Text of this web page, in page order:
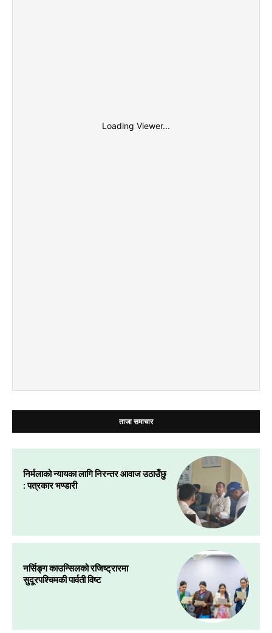
Loading Viewer...
ताजा समाचार
निर्मलाको न्यायका लागि निरन्तर आवाज उठाउँछु
: पत्रकार भण्डारी
नर्सिङ्ग काउन्सिलको रजिष्ट्रारमा
सुदूरपश्चिमकी पार्वती विष्ट